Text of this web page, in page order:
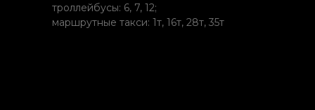
троллейбусы: 6, 7, 12;
маршрутные такси: 1т, 16т, 28т, 35т